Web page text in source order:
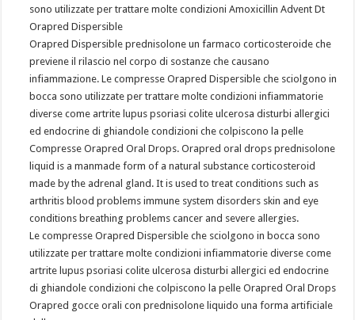
sono utilizzate per trattare molte condizioni Amoxicillin Advent Dt
Orapred Dispersible
Orapred Dispersible prednisolone un farmaco corticosteroide che
previene il rilascio nel corpo di sostanze che causano
infiammazione. Le compresse Orapred Dispersible che sciolgono in
bocca sono utilizzate per trattare molte condizioni infiammatorie
diverse come artrite lupus psoriasi colite ulcerosa disturbi allergici
ed endocrine di ghiandole condizioni che colpiscono la pelle
Compresse Orapred Oral Drops. Orapred oral drops prednisolone
liquid is a manmade form of a natural substance corticosteroid
made by the adrenal gland. It is used to treat conditions such as
arthritis blood problems immune system disorders skin and eye
conditions breathing problems cancer and severe allergies.
Le compresse Orapred Dispersible che sciolgono in bocca sono
utilizzate per trattare molte condizioni infiammatorie diverse come
artrite lupus psoriasi colite ulcerosa disturbi allergici ed endocrine
di ghiandole condizioni che colpiscono la pelle Orapred Oral Drops
Orapred gocce orali con prednisolone liquido una forma artificiale